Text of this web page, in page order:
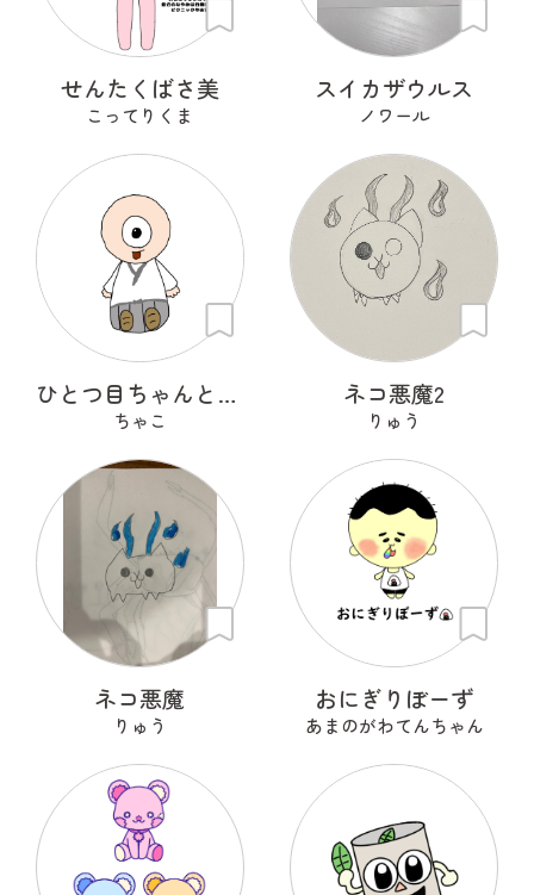
せんたくばさ美
こってりくま
スイカザウルス
ノワール
ひとつ目ちゃんとからかさくん
ちゃこ
ネコ悪魔2
りゅう
ネコ悪魔
りゅう
おにぎりぼーず
あまのがわてんちゃん